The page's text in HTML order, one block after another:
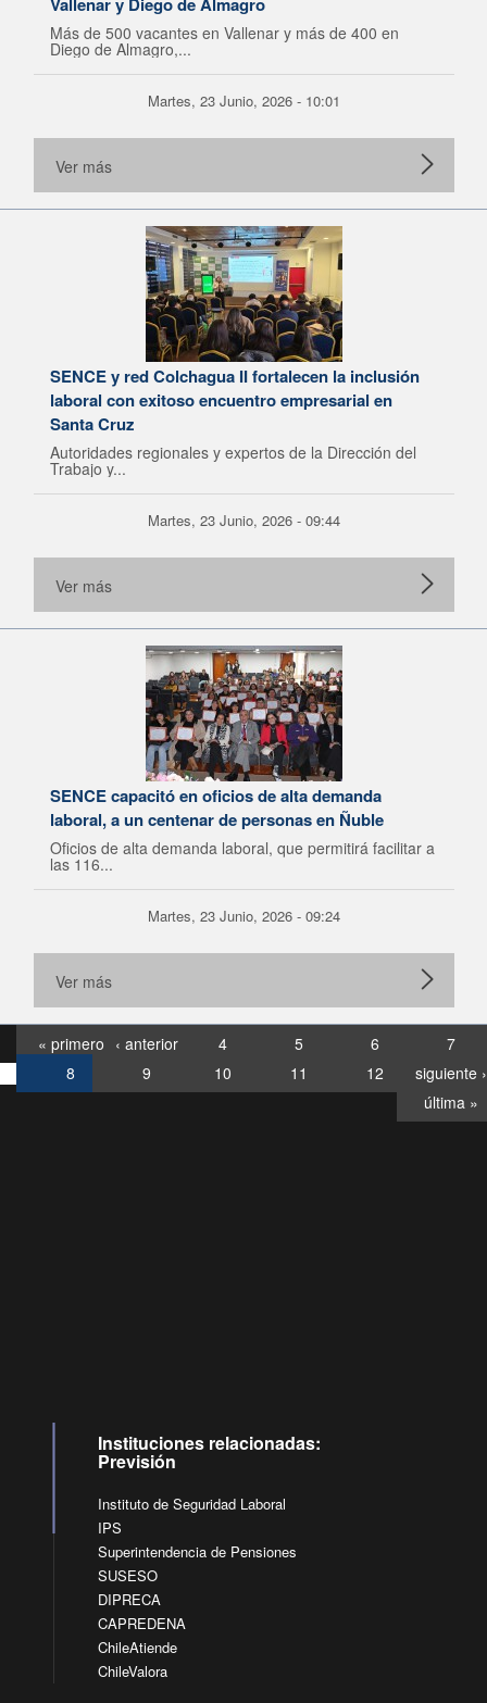
Más de 500 vacantes en Vallenar y más de 400 en
Diego de Almagro,...
Martes, 23 Junio, 2026 - 10:01
Ver más
SENCE y red Colchagua II fortalecen la inclusión
laboral con exitoso encuentro empresarial en
Santa Cruz
Autoridades regionales y expertos de la Dirección del
Trabajo y...
Martes, 23 Junio, 2026 - 09:44
Ver más
SENCE capacitó en oficios de alta demanda
laboral, a un centenar de personas en Ñuble
Oficios de alta demanda laboral, que permitirá facilitar a
las 116...
Martes, 23 Junio, 2026 - 09:24
Ver más
« primero ‹ anterior 4 5 6
7
8
9 10 11 12
siguiente ›
última »
Instituciones relacionadas:
Previsión
Instituto de Seguridad Laboral
IPS
Superintendencia de Pensiones
SUSESO
DIPRECA
CAPREDENA
ChileAtiende
ChileValora